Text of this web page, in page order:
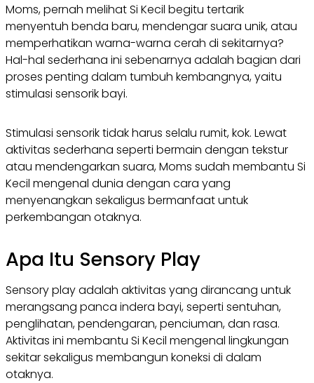
Moms, pernah melihat Si Kecil begitu tertarik
menyentuh benda baru, mendengar suara unik, atau
memperhatikan warna-warna cerah di sekitarnya?
Hal-hal sederhana ini sebenarnya adalah bagian dari
proses penting dalam tumbuh kembangnya, yaitu
stimulasi sensorik bayi.
Stimulasi sensorik tidak harus selalu rumit, kok. Lewat
aktivitas sederhana seperti bermain dengan tekstur
atau mendengarkan suara, Moms sudah membantu Si
Kecil mengenal dunia dengan cara yang
menyenangkan sekaligus bermanfaat untuk
perkembangan otaknya.
Apa Itu Sensory Play
Sensory play adalah aktivitas yang dirancang untuk
merangsang panca indera bayi, seperti sentuhan,
penglihatan, pendengaran, penciuman, dan rasa.
Aktivitas ini membantu Si Kecil mengenal lingkungan
sekitar sekaligus membangun koneksi di dalam
otaknya.